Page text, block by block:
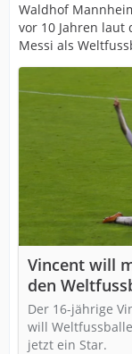
Waldhof
vor 10 Jahren laut
Messi als
Vincent will
den
Der 16-jährige
will
jetzt ein Star.